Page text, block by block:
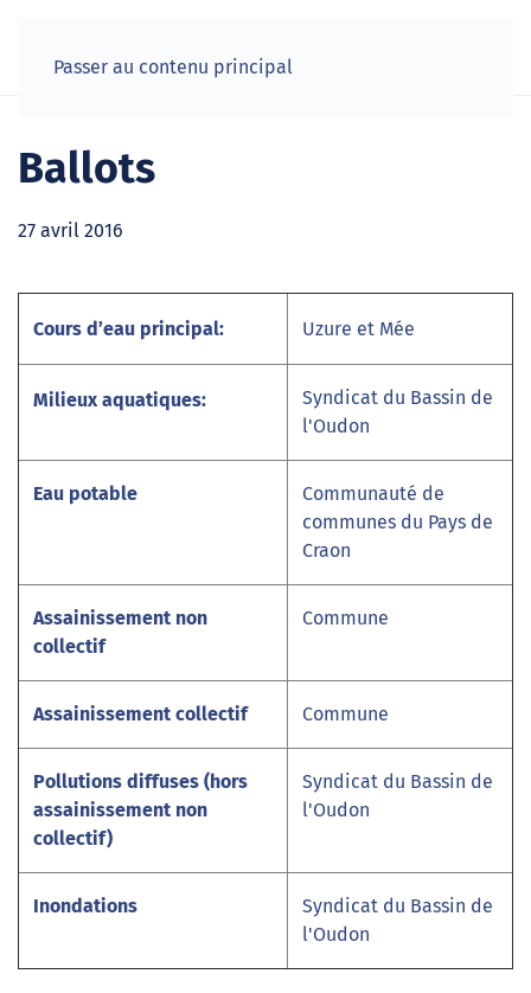
Passer au contenu principal
Ballots
27 avril 2016
Cours d’eau principal: Uzure et Mée
Milieux aquatiques:
Syndicat du Bassin de
l'Oudon
Eau potable
Communauté de
communes du Pays de
Craon
Assainissement non
collectif
Commune
Assainissement collectif Commune
Pollutions diffuses (hors
assainissement non
collectif)
Syndicat du Bassin de
l'Oudon
Inondations
Syndicat du Bassin de
l'Oudon